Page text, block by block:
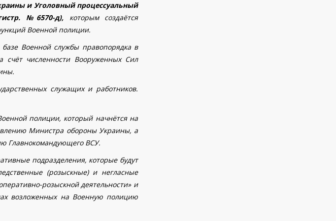
и Уголовный процессуальный
№6570-д), которым создаётся
Военной полиции.
Военной службы правопорядка в
счёт численности Вооруженных Сил
служащих и работников.
полиции, который начнётся на
Министра обороны Украины, а
Главнокомандующего ВСУ.
подразделения, которые будут
(розыскные) и негласные
розыскной деятельности» и
возложенных на Военную полицию